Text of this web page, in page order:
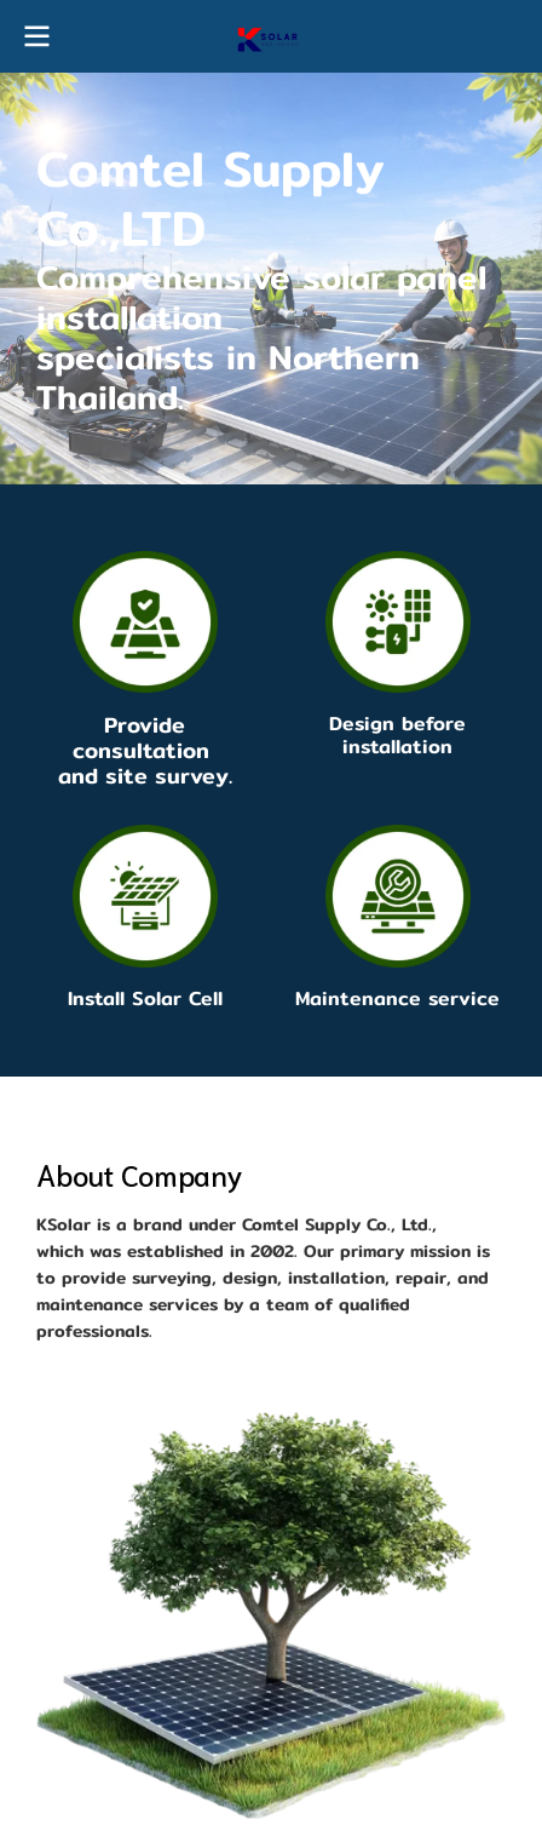
Comtel Supply
Co.,LTD
Comprehensive solar panel
installation
specialists in Northern
Thailand.
Provide
consultation
and site survey.
Design before
installation
Install Solar Cell Maintenance service
About Company
KSolar is a brand under Comtel Supply Co., Ltd.,
which was established in 2002. Our primary mission is
to provide surveying, design, installation, repair, and
maintenance services by a team of qualified
professionals.